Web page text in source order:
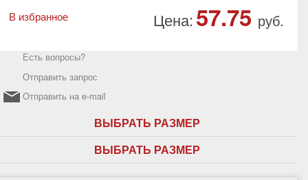
Цена:57.75 руб.
В избранное
Есть вопросы?
Отправить запрос
Отправить на e-mail
ВЫБРАТЬ РАЗМЕР
ВЫБРАТЬ РАЗМЕР